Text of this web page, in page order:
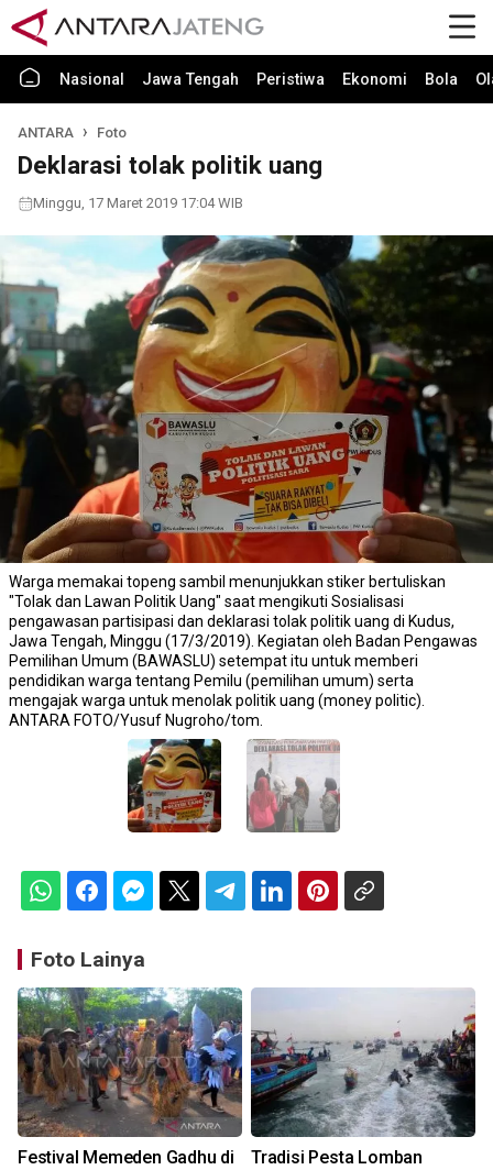
Nasional Jawa Tengah Peristiwa Ekonomi Bola
ANTARA Foto
Deklarasi tolak politik uang
Minggu, 17 Maret 2019 17:04 WIB
Warga memakai topeng sambil menunjukkan stiker bertuliskan
"Tolak dan Lawan Politik Uang" saat mengikuti Sosialisasi
pengawasan partisipasi dan deklarasi tolak politik uang di Kudus,
Jawa Tengah, Minggu (17/3/2019). Kegiatan oleh Badan Pengawas
Pemilihan Umum (BAWASLU) setempat itu untuk memberi
pendidikan warga tentang Pemilu (pemilihan umum) serta
mengajak warga untuk menolak politik uang (money politic).
ANTARA FOTO/Yusuf Nugroho/tom.
Foto Lainya
Festival Memeden Gadhu di
Tradisi Pesta Lomban